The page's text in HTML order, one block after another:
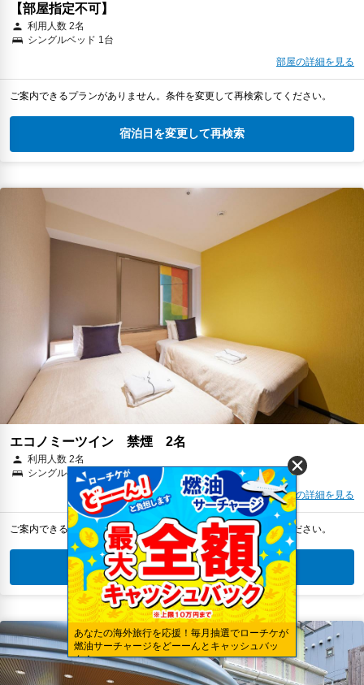
【部屋指定不可】
利用人数 2名
シングルベッド 1台
部屋の詳細を見る
ご案内できるプランがありません。条件を変更して再検索してください。
宿泊日を変更して再検索
エコノミーツイン 禁煙 2名
利用人数 2名
シングルベッド 2台
部屋の詳細を見る
ご案内できるプランがありません。条件を変更して再検索してください。
宿泊日を変更して再検索
あなたの海外旅行を応援！毎月抽選でローチケが
燃油サーチャージをどーーんとキャッシュバッ
ク！